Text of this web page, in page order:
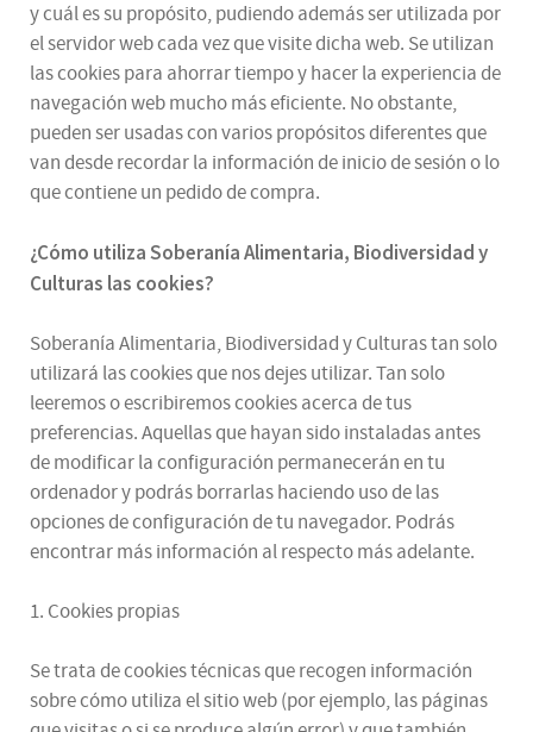
y cuál es su propósito, pudiendo además ser utilizada por
el servidor web cada vez que visite dicha web. Se utilizan
las cookies para ahorrar tiempo y hacer la experiencia de
navegación web mucho más eficiente. No obstante,
pueden ser usadas con varios propósitos diferentes que
van desde recordar la información de inicio de sesión o lo
que contiene un pedido de compra.
¿Cómo utilizaSoberanía Alimentaria, Biodiversidad y
Culturas las cookies?
Soberanía Alimentaria, Biodiversidad y Culturas tan solo
utilizará las cookies que nos dejes utilizar. Tan solo
leeremos o escribiremos cookies acerca de tus
preferencias. Aquellas que hayan sido instaladas antes
de modificar la configuración permanecerán en tu
ordenador y podrás borrarlas haciendo uso de las
opciones de configuración de tu navegador. Podrás
encontrar más información al respecto más adelante.
1. Cookies propias
Se trata de cookies técnicas que recogen información
sobre cómo utiliza el sitio web (por ejemplo, las páginas